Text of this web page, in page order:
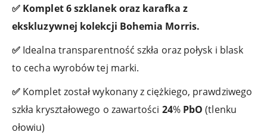
✅ Komplet 6 szklanek oraz karafka z
ekskluzywnej kolekcji Bohemia Morris.
✅ Idealna transparentność szkła oraz połysk i blask
to cecha wyrobów tej marki.
✅ Komplet został wykonany z ciężkiego, prawdziwego
szkła kryształowego o zawartości 24% PbO (tlenku
ołowiu)